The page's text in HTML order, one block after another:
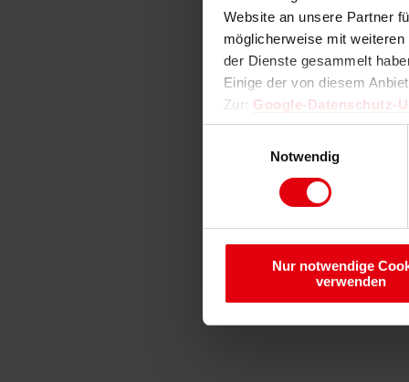
Website an unsere Partner
möglicherweise mit
der Dienste gesammelt
Einige der von diesem
Zur: Google-Datenschutz-
Notwendig
Nur notwendige
verwenden